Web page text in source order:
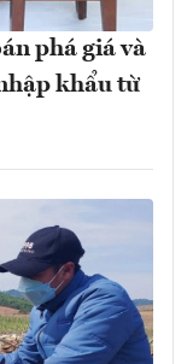
phá giá và
khẩu từ